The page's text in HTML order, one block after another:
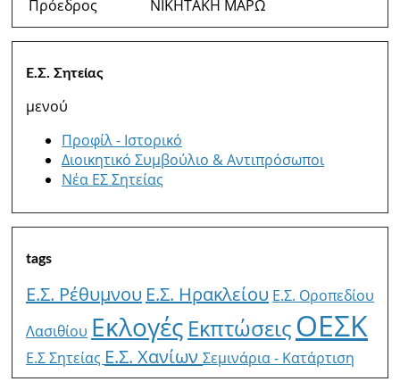
Πρόεδρος
ΝΙΚΗΤΑΚΗ ΜΑΡΩ
Ε.Σ. Σητείας
μενού
Προφίλ - Ιστορικό
Διοικητικό Συμβούλιο & Αντιπρόσωποι
Νέα ΕΣ Σητείας
tags
Ε.Σ. Ρέθυμνου Ε.Σ. Ηρακλείου Ε.Σ. Οροπεδίου
Λασιθίου Εκλογές Εκπτώσεις ΟΕΣΚ
E.Σ Σητείας Ε.Σ. Χανίων Σεμινάρια - Κατάρτιση